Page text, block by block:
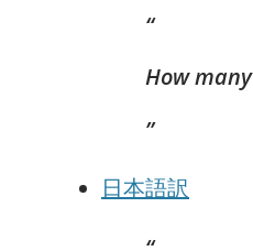
How
日本語訳